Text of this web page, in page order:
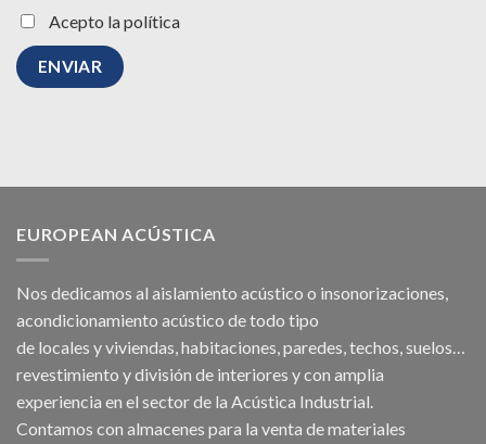
Acepto la política
EUROPEAN ACÚSTICA
Nos dedicamos al aislamiento acústico o insonorizaciones,
acondicionamiento acústico de todo tipo
de locales yviviendas, habitaciones,paredes,techos, suelos…
revestimiento y división de interiores y con amplia
experiencia en el sector de la Acústica Industrial.
Contamos con almacenes para la venta demateriales